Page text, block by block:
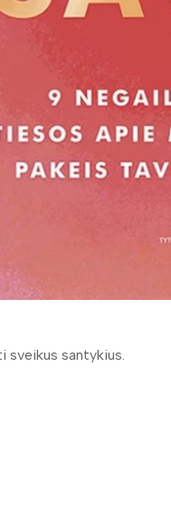
sveikus santykius.